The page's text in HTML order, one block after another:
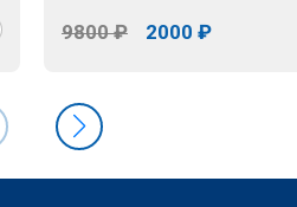
9800 ₽ 2000 ₽